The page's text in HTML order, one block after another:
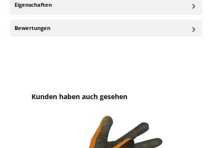
Eigenschaften
Bewertungen
Produktgalerie überspringen
Kunden haben auch gesehen